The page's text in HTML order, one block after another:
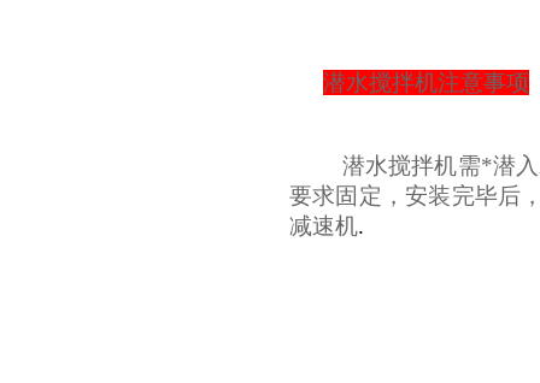
潜水搅拌机注意事项
潜水搅拌机需*潜
要求固定，安装完毕后
减速机.